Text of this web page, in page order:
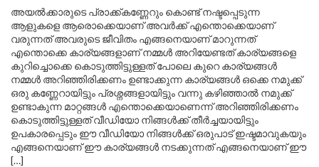
അയൽക്കാരുടെ പ്രാക്ക്കണ്ണേറും കൊണ്ട് നഷ്ടപ്പെടുന്ന
ആളുകളെ ആരൊക്കെയാണ് അവർക്ക് എന്തൊക്കെയാണ്
വരുന്നത് അവരുടെ ജീവിതം എങ്ങനെയാണ് മാറുന്നത്
എന്തൊക്കെ കാര്യങ്ങളാണ് നമ്മൾ അറിയേണ്ടത് കാര്യങ്ങളെ
കുറിച്ചൊക്കെ കൊടുത്തിട്ടുള്ളത് പോലെ കുറെ കാര്യങ്ങൾ
നമ്മൾ അറിഞ്ഞിരിക്കണം ഉണ്ടാക്കുന്ന കാര്യങ്ങൾ ഒക്കെ നമുക്ക്
ഒരു കണ്ണേറായിട്ടും പ്രശ്നങ്ങളായിട്ടും വന്നു കഴിഞ്ഞാൽ നമുക്ക്
ഉണ്ടാകുന്ന മാറ്റങ്ങൾ എന്തൊക്കെയാണെന്ന് അറിഞ്ഞിരിക്കണം
കൊടുത്തിട്ടുള്ളത് വീഡിയോ നിങ്ങൾക്ക് തീർച്ചയായിട്ടും
ഉപകാരപ്പെടും ഈ വീഡിയോ നിങ്ങൾക്ക് ഒരുപാട് ഇഷ്ടമാവുകയും
എങ്ങനെയാണ് ഈ കാര്യങ്ങൾ നടക്കുന്നത് എങ്ങനെയാണ് ഈ
[…]